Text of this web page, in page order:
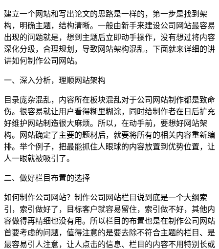
建立一个网站和写出论文的思路是一样的，第一步是找到架
构，明确主题，结构清晰。一般由新手来建设公司网站最容易
出现的问题就是，想到主题后立即动手操作，没有想过将内容
深化分级，合理规划，导致网站架构混乱，下面就来详细的讲
讲如何制作公司网站。
一、深入分析，理顺网站架构
目录庞杂混乱，内容所在板块混乱对于公司网站制作都是致命
伤。很容易就让用户看得糊里糊涂，同时给制作者在日后扩充
好维护网站制造很大麻烦。所以，在动手前，要想好网站架
构。网站确定了主要的题材后，就要将所有的相关内容重新编
排。举个例子，把最能抓住人眼球的内容放置到优势位置，让
人一眼就被吸引了。
二、做好栏目布置的选择
如何制作公司网站？制作公司网站栏目说到底是一个大纲索
引，索引做好了，目标客户就容易留住，索引做不好，其他内
容做得再精细也没有用。所以栏目的布置也是在制作公司网站
首要考虑的问题，值得注意的是要去除不符合主题的栏目、是
最容易引人注意，让人点击的信息、栏目的内容不用特别长或